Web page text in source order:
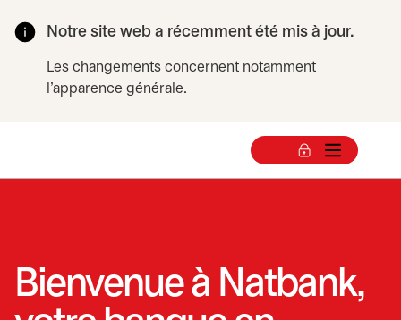
Notre site web a récemment été mis à jour.
Les changements concernent notamment
l'apparence générale.
Bienvenue à Natbank,